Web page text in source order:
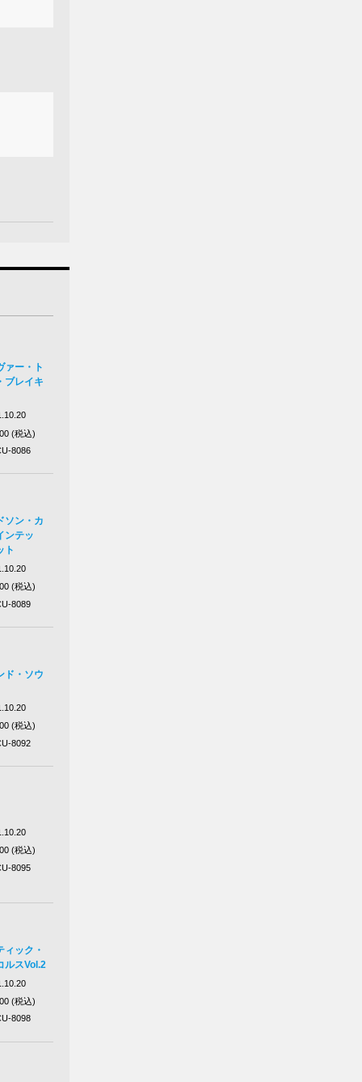
ァー・ト
ブレイキ
(税込)
8086
ソン・カ
ンテッ
ト
(税込)
8089
ド・ソウ
(税込)
8092
(税込)
8095
ィック・
ルスVol.2
(税込)
8098